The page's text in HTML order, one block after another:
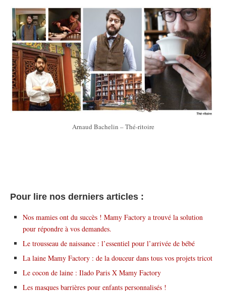
Arnaud Bachelin – Thé-ritoire
Pour lire nos derniers articles :
Nos mamies ont du succès ! Mamy Factory a trouvé la solution
pour répondre à vos demandes.
Le trousseau de naissance : l’essentiel pour l’arrivée de bébé
La laine Mamy Factory : de la douceur dans tous vos projets tricot
Le cocon de laine : Ilado Paris X Mamy Factory
Les masques barrières pour enfants personnalisés !